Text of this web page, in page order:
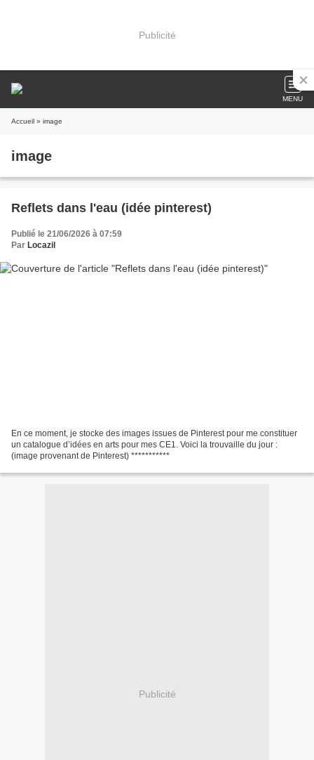
Publicité
MENU
Accueil » image
image
Reflets dans l'eau (idée pinterest)
Publié le 21/06/2026 à 07:59
Par Locazil
En ce moment, je stocke des images issues de Pinterest pour me constituer
un catalogue d’idées en arts pour mes CE1. Voici la trouvaille du jour :
(image provenant de Pinterest) ***********
Publicité